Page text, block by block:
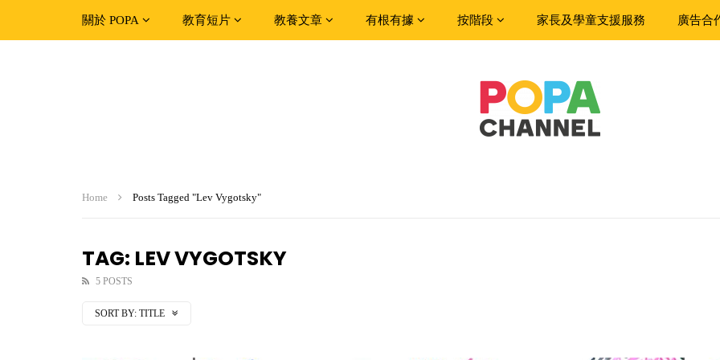
關於 POPA 教育短片 教養文章 有根有據 按階段 家長及學童支援服務 廣告合
Home Posts Tagged "Lev Vygotsky"
TAG: LEV VYGOTSKY
5 POSTS
SORT BY: TITLE